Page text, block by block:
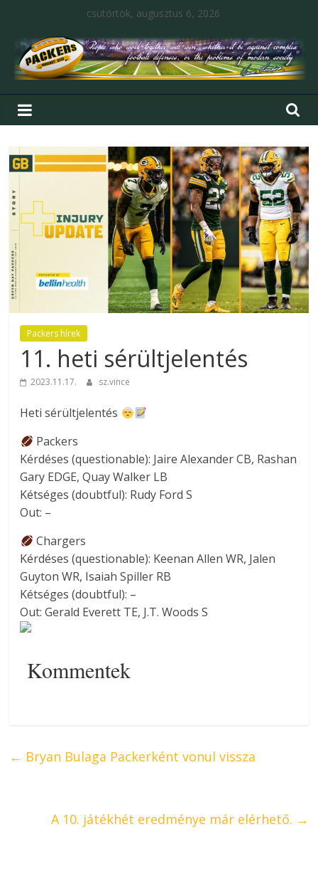
csütörtök, augusztus 6, 2026
Packers hírek
11. heti sérültjelentés
2023.11.17. sz.vince
Heti sérültjelentés
Packers
Kérdéses (questionable): Jaire Alexander CB, Rashan
Gary EDGE, Quay Walker LB
Kétséges (doubtful): Rudy Ford S
Out: –
Chargers
Kérdéses (questionable): Keenan Allen WR, Jalen
Guyton WR, Isaiah Spiller RB
Kétséges (doubtful): –
Out: Gerald Everett TE, J.T. Woods S
Kommentek
← Bryan Bulaga Packerként vonul vissza
A 10. játékhét eredménye már elérhető. →